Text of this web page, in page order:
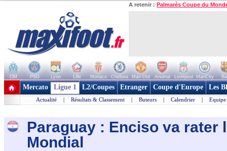
A retenir : Palmarès Coupe du
OM PSG Lyon Lille Monaco Chelsea Man Utd Arsenal Liverpool ManCity
+ de clubs
Mercato Ligue 1 L2/Coupes Etranger Coupe d'Europe Les
Actualité | Résultats & Classement | Buteurs | Calendrier | Equipe
Paraguay : Enciso va rater
Mondial